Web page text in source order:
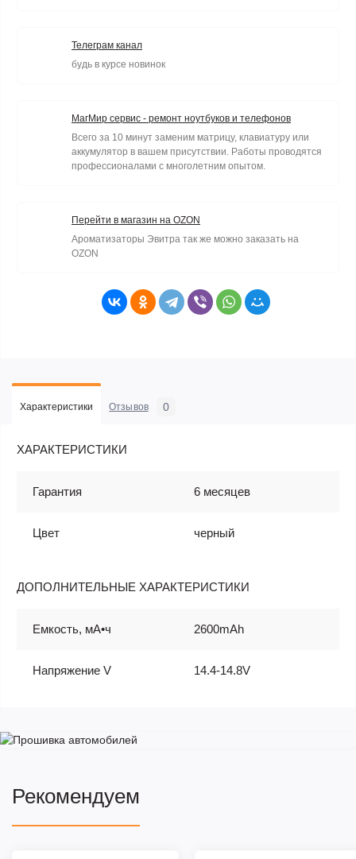
Телеграм канал
будь в курсе новинок
МагМир сервис - ремонт ноутбуков и телефонов
Всего за 10 минут заменим матрицу, клавиатуру или
аккумулятор в вашем присутствии. Работы проводятся
профессионалами с многолетним опытом.
Перейти в магазин на OZON
Ароматизаторы Эвитра так же можно заказать на
OZON
Характеристики Отзывов 0
ХАРАКТЕРИСТИКИ
Гарантия 6 месяцев
Цвет черный
ДОПОЛНИТЕЛЬНЫЕ ХАРАКТЕРИСТИКИ
Емкость, мА•ч 2600mAh
Напряжение V 14.4-14.8V
Рекомендуем